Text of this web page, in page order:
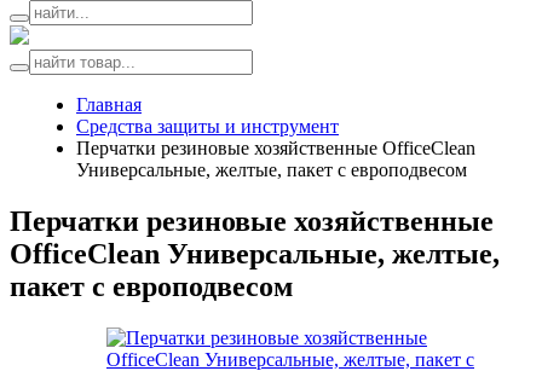
Главная
Средства защиты и инструмент
Перчатки резиновые хозяйственные OfficeClean
Универсальные, желтые, пакет с европодвесом
Перчатки резиновые хозяйственные
OfficeClean Универсальные, желтые,
пакет с европодвесом